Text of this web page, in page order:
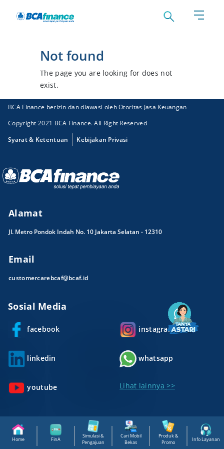
Home FinA
Simulasi &
Pengajuan
Cari Mobil
Bekas
Produk &
Promo
Info Layanan
Not found
The page you are looking for does not
exist.
BCA Finance berizin dan diawasi oleh Otoritas Jasa Keuangan
Copyright 2021 BCA Finance. All Right Reserved
Syarat & Ketentuan
Kebijakan Privasi
Alamat
Jl. Metro Pondok Indah No. 10 Jakarta Selatan - 12310
Email
customercarebcaf@bcaf.id
Sosial Media
facebook instagram
linkedin whatsapp
youtube Lihat lainnya >>